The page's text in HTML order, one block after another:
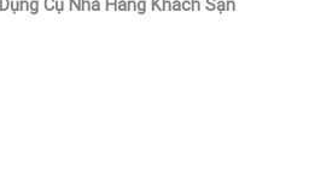
Dụng Cụ Nhà Hàng Khách Sạn